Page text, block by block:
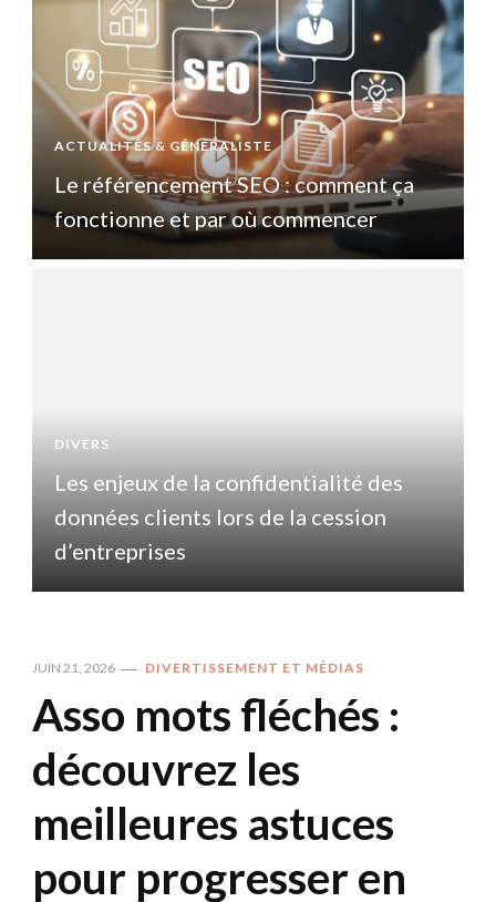
ACTUALITÉS & GÉNÉRALISTE
Le référencement SEO : comment ça
fonctionne et par où commencer
DIVERS
Les enjeux de la confidentialité des
données clients lors de la cession
d’entreprises
JUIN 21, 2026 DIVERTISSEMENT ET MÉDIAS
Asso mots fléchés :
découvrez les
meilleures astuces
pour progresser en